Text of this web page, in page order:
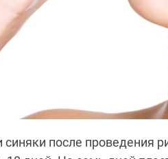
после проведения